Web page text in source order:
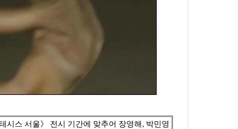
시스 서울》 전시 기간에 맞추어 장영해, 박민영